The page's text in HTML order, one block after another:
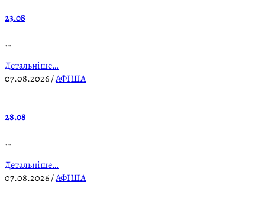
23.08
…
Детальніше…
07.08.2026/АФІША
28.08
…
Детальніше…
07.08.2026/АФІША